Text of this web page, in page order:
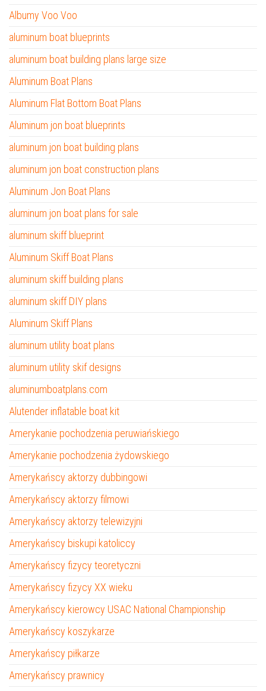
Albumy Voo Voo
aluminum boat blueprints
aluminum boat building plans large size
Aluminum Boat Plans
Aluminum Flat Bottom Boat Plans
Aluminum jon boat blueprints
aluminum jon boat building plans
aluminum jon boat construction plans
Aluminum Jon Boat Plans
aluminum jon boat plans for sale
aluminum skiff blueprint
Aluminum Skiff Boat Plans
aluminum skiff building plans
aluminum skiff DIY plans
Aluminum Skiff Plans
aluminum utility boat plans
aluminum utility skif designs
aluminumboatplans.com
Alutender inflatable boat kit
Amerykanie pochodzenia peruwiańskiego
Amerykanie pochodzenia żydowskiego
Amerykańscy aktorzy dubbingowi
Amerykańscy aktorzy filmowi
Amerykańscy aktorzy telewizyjni
Amerykańscy biskupi katoliccy
Amerykańscy fizycy teoretyczni
Amerykańscy fizycy XX wieku
Amerykańscy kierowcy USAC National Championship
Amerykańscy koszykarze
Amerykańscy piłkarze
Amerykańscy prawnicy